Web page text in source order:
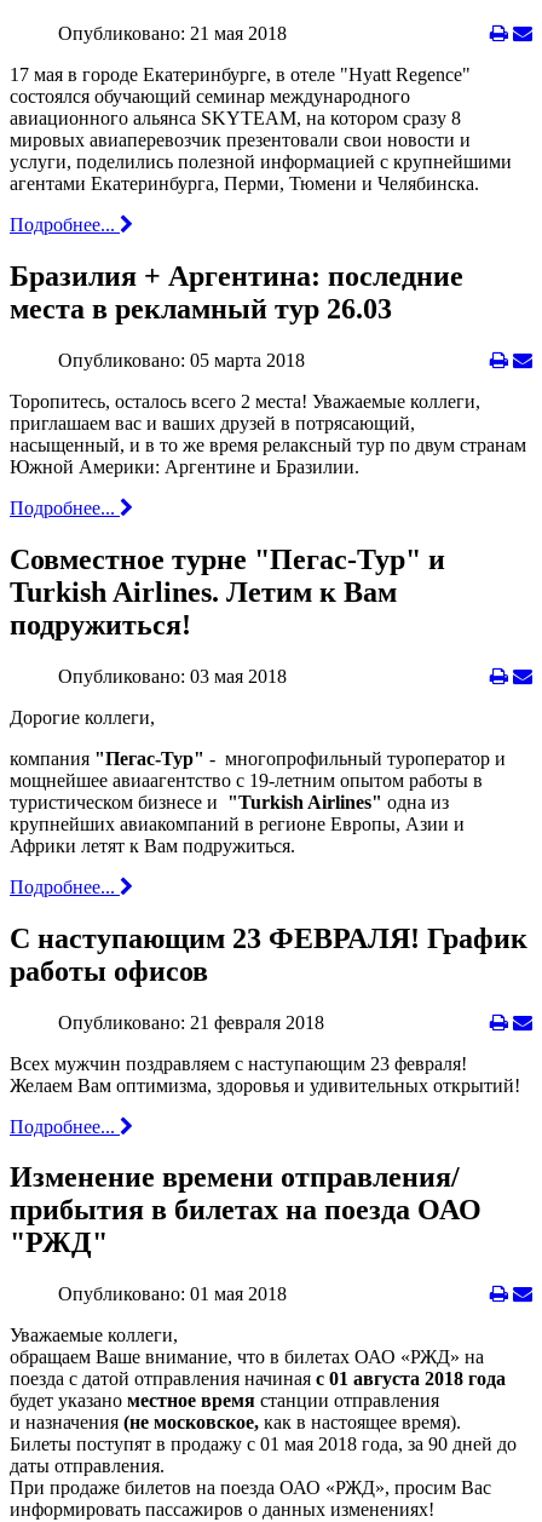
Опубликовано: 21 мая 2018
17 мая в городе Екатеринбурге, в отеле "Hyatt Regence"
состоялся обучающий семинар международного
авиационного альянса SKYTEAM, на котором сразу 8
мировых авиаперевозчик презентовали свои новости и
услуги, поделились полезной информацией с крупнейшими
агентами Екатеринбурга, Перми, Тюмени и Челябинска.
Подробнее...
Бразилия + Аргентина: последние
места в рекламный тур 26.03
Опубликовано: 05 марта 2018
Торопитесь, осталось всего 2 места! Уважаемые коллеги,
приглашаем вас и ваших друзей в потрясающий,
насыщенный, и в то же время релаксный тур по двум странам
Южной Америки: Аргентине и Бразилии.
Подробнее...
Совместное турне "Пегас-Тур" и
Turkish Airlines. Летим к Вам
подружиться!
Опубликовано: 03 мая 2018
Дорогие коллеги,
компания "Пегас-Тур" - многопрофильный туроператор и
мощнейшее авиаагентство с 19-летним опытом работы в
туристическом бизнесе и "Turkish Airlines" одна из
крупнейших авиакомпаний в регионе Европы, Азии и
Африки летят к Вам подружиться.
Подробнее...
С наступающим 23 ФЕВРАЛЯ! График
работы офисов
Опубликовано: 21 февраля 2018
Всех мужчин поздравляем с наступающим 23 февраля!
Желаем Вам оптимизма, здоровья и удивительных открытий!
Подробнее...
Изменение времени отправления/
прибытия в билетах на поезда ОАО
"РЖД"
Опубликовано: 01 мая 2018
Уважаемые коллеги,
обращаем Ваше внимание, что в билетах ОАО «РЖД» на
поезда с датой отправления начиная с 01 августа 2018 года
будет указано местное время станции отправления
и назначения (не московское, как в настоящее время).
Билеты поступят в продажу с 01 мая 2018 года, за 90 дней до
даты отправления.
При продаже билетов на поезда ОАО «РЖД», просим Вас
информировать пассажиров о данных изменениях!